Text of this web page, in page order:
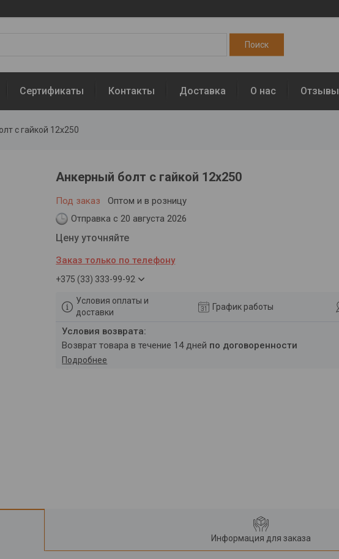
Сертификаты Контакты Доставка О нас Отзывы
с гайкой 12х250
Анкерный болт с гайкой 12х250
Под заказ
Оптом и в розницу
Отправка с 20 августа 2026
Цену уточняйте
Заказ только по телефону
+375 (33) 333-99-92
Условия оплаты и
доставки
График работы
возврат товара в течение 14 дней по договоренности
Подробнее
Информация для заказа